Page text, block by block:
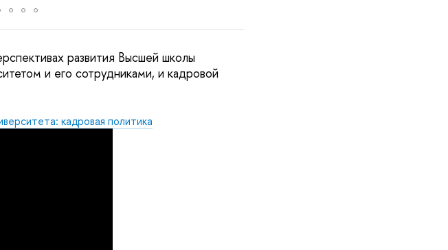
развития Высшей школы
и его сотрудниками, и кадровой
кадровая политика